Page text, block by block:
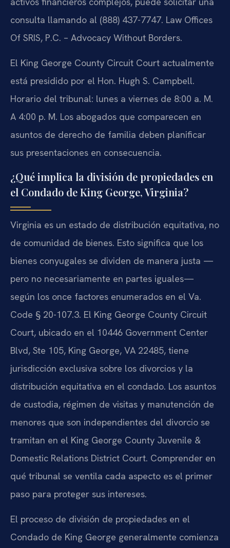
consulta llamando al (888) 437-7747. Law Offices
Of SRIS, P.C. – Advocacy Without Borders.
El King George County Circuit Court actualmente
está presidido por el Hon. Hugh S. Campbell.
Horario del tribunal: lunes a viernes de 8:00 a. M.
A 4:00 p. M. Los abogados que comparecen en
asuntos de derecho de familia deben planificar
sus presentaciones en consecuencia.
¿Qué implica la división de propiedades en
el Condado de King George, Virginia?
Virginia es un estado de distribución equitativa, no
de comunidad de bienes. Esto significa que los
bienes conyugales se dividen de manera justa —
pero no necesariamente en partes iguales—
según los once factores enumerados en el Va.
Code § 20-107.3. El King George County Circuit
Court, ubicado en el 10446 Government Center
Blvd, Ste 105, King George, VA 22485, tiene
jurisdicción exclusiva sobre los divorcios y la
distribución equitativa en el condado. Los asuntos
de custodia, régimen de visitas y manutención de
menores que son independientes del divorcio se
tramitan en el King George County Juvenile &
Domestic Relations District Court. Comprender en
qué tribunal se ventila cada aspecto es el primer
paso para proteger sus intereses.
El proceso de división de propiedades en el
Condado de King George generalmente comienza